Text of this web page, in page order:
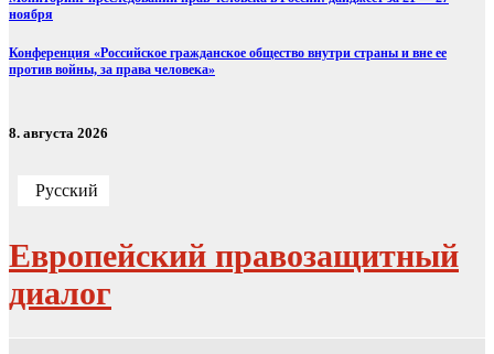
ноября
Конференция «Российское гражданское общество внутри страны и вне ее
против войны, за права человека»
8. августа 2026
Русский
Европейский правозащитный
диалог